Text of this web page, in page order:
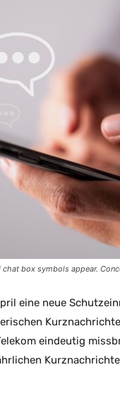
box symbols appear.
eine neue
eindeutig